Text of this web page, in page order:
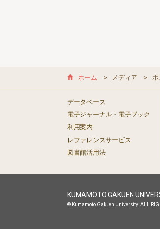
ホーム メディア ポ
データベース
電子ジャーナル・電子ブック
利用案内
レファレンスサービス
図書館活用法
KUMAMOTO GAKUEN
© Kumamoto Gakuen University. ALL